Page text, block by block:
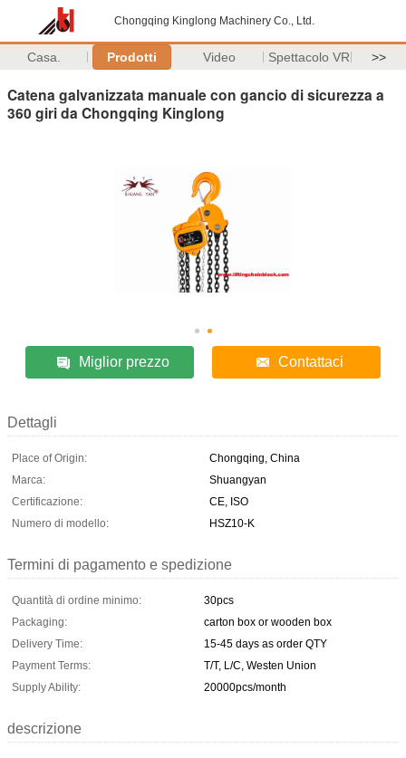
Chongqing Kinglong Machinery Co., Ltd.
Casa. Prodotti Video Spettacolo VR >>
Catena galvanizzata manuale con gancio di sicurezza a
360 giri da Chongqing Kinglong
Miglior prezzo Contattaci
Dettagli
Place of Origin:
Chongqing, China
Marca:
Shuangyan
Certificazione:
CE, ISO
Numero di modello:
HSZ10-K
Termini di pagamento e spedizione
Quantità di ordine minimo:
30pcs
Packaging:
carton box or wooden box
Delivery Time:
15-45 days as order QTY
Payment Terms:
T/T, L/C, Westen Union
Supply Ability:
20000pcs/month
descrizione